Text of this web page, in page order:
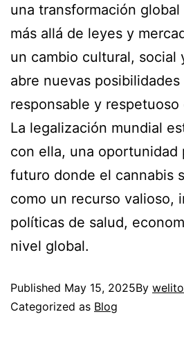
una transformación
más allá de leyes y
un cambio cultural, social
abre nuevas posibilidades
responsable y respetuoso
La legalización mundial
con ella, una oportunidad
futuro donde el cannabis
como un recurso valioso,
políticas de salud,
nivel global.
Published May 15, 2025By
Categorized as Blog